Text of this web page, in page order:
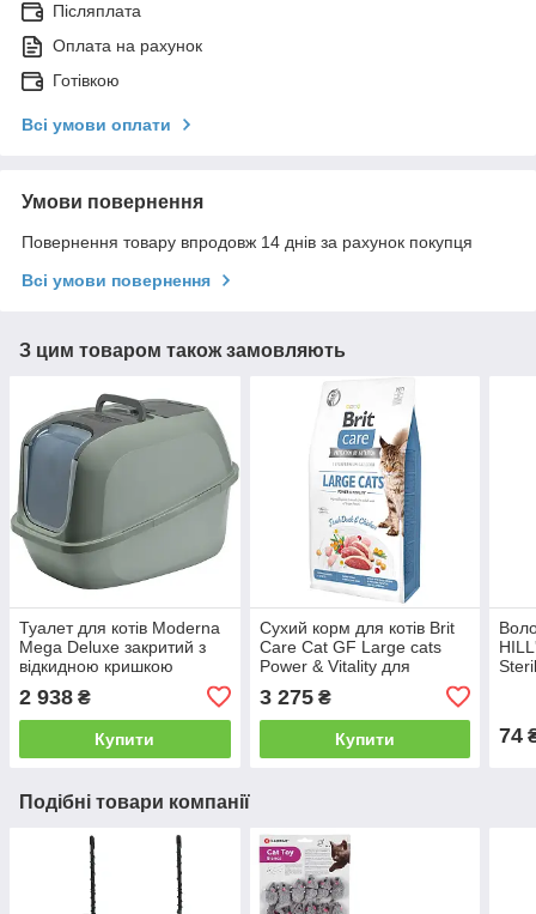
Післяплата
Оплата на рахунок
Готівкою
Всі умови оплати
Умови повернення
Повернення товару впродовж 14 днів за рахунок покупця
Всі умови повернення
З цим товаром також замовляють
Туалет для котів Moderna
Mega Deluxe закритий з
відкидною кришкою
зелений 65.8 х 48.6 х 45.8
см
2 938 ₴
Купити
Сухий корм для котів Brit
Care Cat GF Large cats
Power & Vitality для
великих порід курка качка
7 кг
3 275₴
Купити 74
Подібні товари компанії